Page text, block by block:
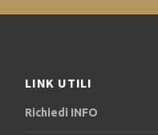
LINK UTILI
Richiedi INFO